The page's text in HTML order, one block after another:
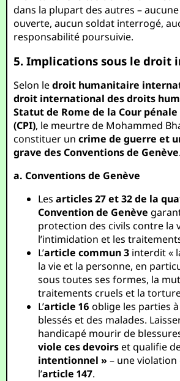
dans la plupart des autres – aucune
ouverte, aucun soldat interrogé,
responsabilité poursuivie.
5. Implications sous le droit
Selon ledroit humanitaire
droit international des droits
Statut de Rome de la Cour
(CPI), le meurtre de Mohammed
constituer uncrime de guerre et
grave des Conventions de Genève.
a. Conventions de Genève
Lesarticles 27 et 32 de la
Convention de Genève
protection des civils contre la
l’intimidation et les
L’article commun 3 interdit «
la vie et la personne, en
sous toutes ses formes, la
traitements cruels et la
L’article 16 oblige les parties
blessés et des malades.
handicapé mourir de
viole ces devoirset qualifie
intentionnel »– une violation
l’article 147.